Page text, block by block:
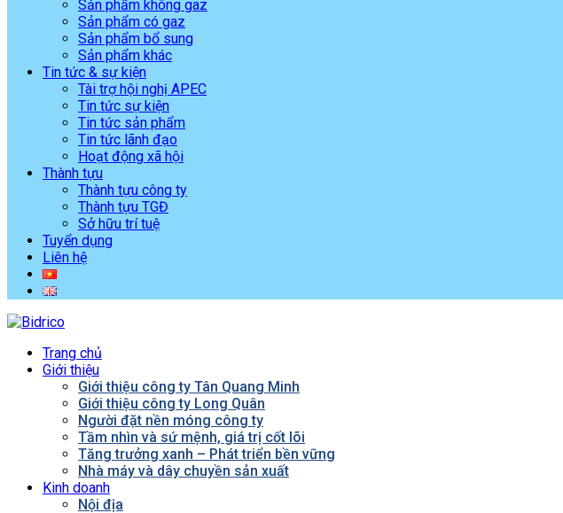
Sản phẩm không gaz
Sản phẩm có gaz
Sản phẩm bổ sung
Sản phẩm khác
Tin tức & sự kiện
Tài trợ hội nghị APEC
Tin tức sự kiện
Tin tức sản phẩm
Tin tức lãnh đạo
Hoạt động xã hội
Thành tựu
Thành tựu công ty
Thành tựu TGĐ
Sở hữu trí tuệ
Tuyển dụng
Liên hệ
Trang chủ
Giới thiệu
Giới thiệu công ty Tân Quang Minh
Giới thiệu công ty Long Quân
Người đặt nền móng công ty
Tầm nhìn và sứ mệnh, giá trị cốt lõi
Tăng trưởng xanh – Phát triển bền vững
Nhà máy và dây chuyền sản xuất
Kinh doanh
Nội địa